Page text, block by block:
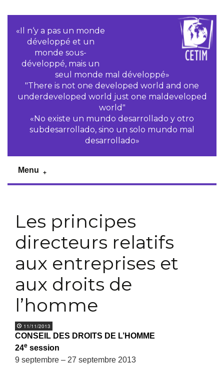
«Il n‘y a pas un monde
développé et un
monde sous-
développé, mais un
seul monde mal développé»
"There is not one developed world and one
underdeveloped world just one maldeveloped
world"
«No existe un mundo desarrollado y otro
subdesarrollado, sino un solo mundo mal
desarrollado»
Menu
Les principes
directeurs relatifs
aux entreprises et
aux droits de
l’homme
11/11/2013
CONSEIL DES DROITS DE L’HOMME
24e session
9 septembre – 27 septembre 2013